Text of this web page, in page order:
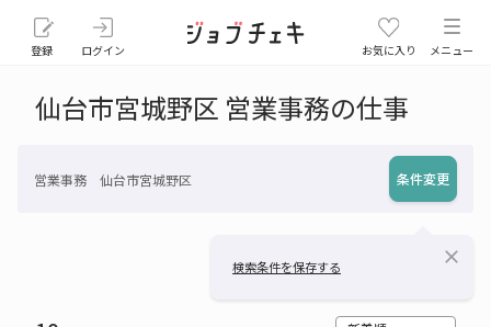
登録 ログイン お気に入り メニュー
仙台市宮城野区 営業事務の仕事
営業事務 仙台市宮城野区 条件変更
検索条件を保存する close